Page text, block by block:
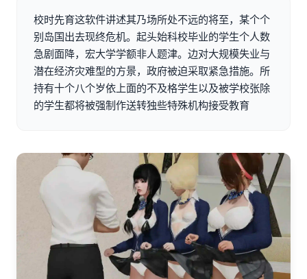
校时先育这软件讲述其乃场所处不远的将至，某个个
别岛国出去现终危机。起头始科校毕业的学生个人数
急剧面降，宏大学学额非人题津。边对大规模失业与
潜在经济灾难型的方景，政府被迫采取紧急措施。所
持有十个八个岁依上面的不及格学生以及被学校张除
的学生都将被强制作送转独些特殊机构接受教育